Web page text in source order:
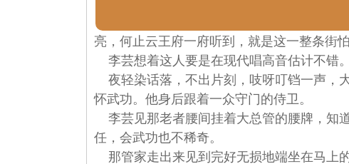
亮，何止云王府一府听到，就是这一整条街
李芸想着这人要是在现代唱高音估计不错。
夜轻染话落，不出片刻，吱呀叮铛一声，
怀武功。他身后跟着一众守门的侍卫。
李芸见那老者腰间挂着大总管的腰牌，知
任，会武功也不稀奇。
那管家走出来见到完好无损地端坐在马上